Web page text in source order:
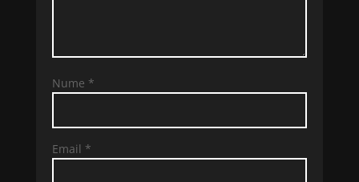
Nume *
Email *